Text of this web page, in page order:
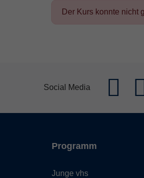
Der Kurs konnte nicht
Social Media
Programm
Junge vhs